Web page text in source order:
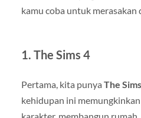
kamu coba untuk merasakan
1. The Sims 4
Pertama, kita punya The
kehidupan ini
karakter, membangun